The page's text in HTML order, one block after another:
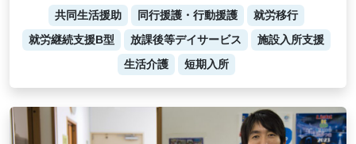
共同生活援助 同行援護・行動援護
就労移行
就労継続支援B型
放課後等デイサービス
施設入所支援
生活介護
短期入所